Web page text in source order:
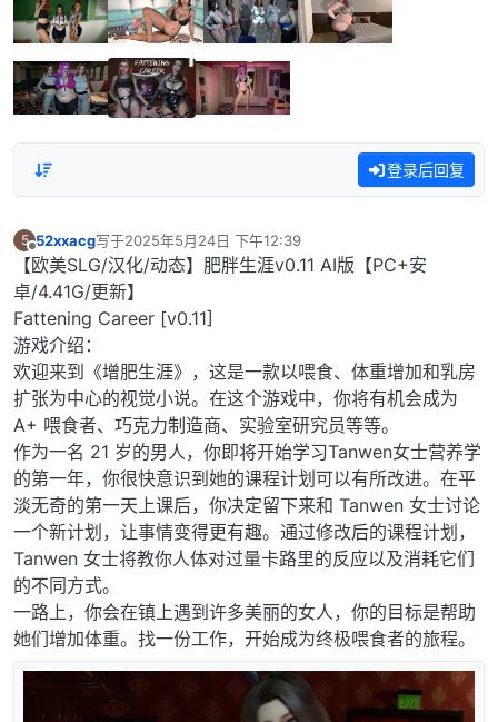
登录后回复
5
离线
52xxacg写于2025年5月24日 下午12:39
最后由 编辑
【欧美SLG/汉化/动态】肥胖生涯v0.11 AI版【PC+安
卓/4.41G/更新】
Fattening Career [v0.11]
游戏介绍：
欢迎来到《增肥生涯》，这是一款以喂食、体重增加和乳房
扩张为中心的视觉小说。在这个游戏中，你将有机会成为
A+ 喂食者、巧克力制造商、实验室研究员等等。
作为一名 21 岁的男人，你即将开始学习Tanwen女士营养学
的第一年，你很快意识到她的课程计划可以有所改进。在平
淡无奇的第一天上课后，你决定留下来和 Tanwen 女士讨论
一个新计划，让事情变得更有趣。通过修改后的课程计划，
Tanwen 女士将教你人体对过量卡路里的反应以及消耗它们
的不同方式。
一路上，你会在镇上遇到许多美丽的女人，你的目标是帮助
她们增加体重。找一份工作，开始成为终极喂食者的旅程。